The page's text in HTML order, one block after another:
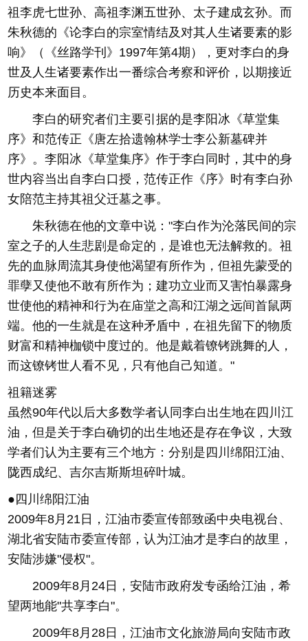
祖李虎七世孙、高祖李渊五世孙、太子建成玄孙。而
朱秋德的《论李白的宗室情结及对其人生诸要素的影
响》（《丝路学刊》1997年第4期），更对李白的身
世及人生诸要素作出一番综合考察和评价，以期接近
历史本来面目。
李白的研究者们主要引据的是李阳冰《草堂集
序》和范传正《唐左拾遗翰林学士李公新墓碑并
序》。李阳冰《草堂集序》作于李白同时，其中的身
世内容当出自李白口授，范传正作《序》时有李白孙
女陪范主持其祖父迁墓之事。
朱秋德在他的文章中说："李白作为沦落民间的宗
室之子的人生悲剧是命定的，是谁也无法解救的。祖
先的血脉周流其身使他渴望有所作为，但祖先蒙受的
罪孽又使他不敢有所作为；建功立业而又害怕暴露身
世使他的精神和行为在庙堂之高和江湖之远间首鼠两
端。他的一生就是在这种矛盾中，在祖先留下的物质
财富和精神枷锁中度过的。他是戴着镣铐跳舞的人，
而这镣铐世人看不见，只有他自己知道。"
祖籍迷雾
虽然90年代以后大多数学者认同李白出生地在四川江
油，但是关于李白确切的出生地还是存在争议，大致
学者们认为主要有三个地方：分别是四川绵阳江油、
陇西成纪、吉尔吉斯斯坦碎叶城。
●四川绵阳江油
2009年8月21日，江油市委宣传部致函中央电视台、
湖北省安陆市委宣传部，认为江油才是李白的故里，
安陆涉嫌"侵权"。
2009年8月24日，安陆市政府发专函给江油，希
望两地能"共享李白"。
2009年8月28日，江油市文化旅游局向安陆市政